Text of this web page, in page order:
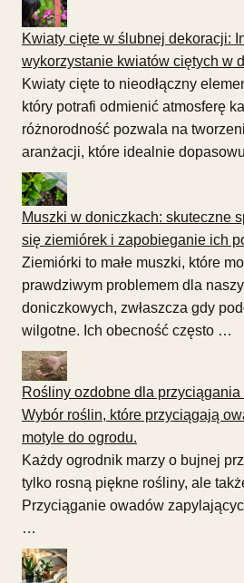
Kwiaty cięte w ślubnej dekoracji:
wykorzystanie kwiatów ciętych w
Kwiaty cięte to nieodłączny
który potrafi odmienić atmosferę
różnorodność pozwala na
aranżacji, które idealnie
Muszki w doniczkach: skuteczne
się ziemiórek i zapobieganie ich
Ziemiórki to małe muszki, które
prawdziwym problemem dla
doniczkowych, zwłaszcza gdy
wilgotne. Ich obecność często …
Rośliny ozdobne dla
Wybór roślin, które przyciągają
motyle do ogrodu.
Każdy ogrodnik marzy o bujnej
tylko rosną piękne rośliny, ale
Przyciąganie owadów
…